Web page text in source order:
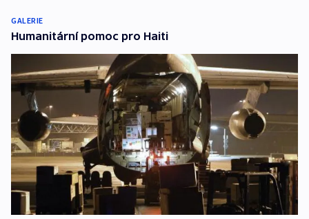
GALERIE
Humanitární pomoc pro Haiti